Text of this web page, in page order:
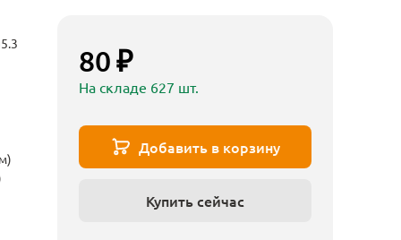
80 ₽
На складе 627 шт.
Добавить в корзину
Купить сейчас